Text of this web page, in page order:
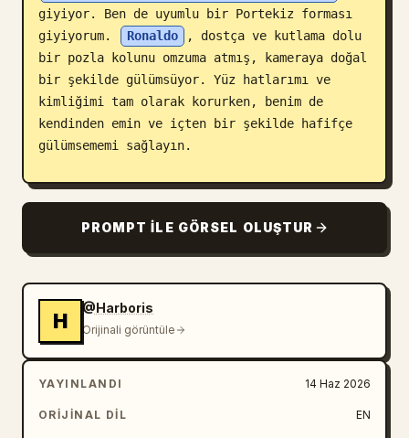
giyiyor. Ben de uyumlu bir Portekiz forması
giyiyorum.
Ronaldo
, dostça ve kutlama dolu
bir pozla kolunu omzuma atmış, kameraya doğal
bir şekilde gülümsüyor. Yüz hatlarımı ve
kimliğimi tam olarak korurken, benim de
kendinden emin ve içten bir şekilde hafifçe
gülümsememi sağlayın.
Görsel, profesyonel bir spor fotoğrafçısı
stadyum fotoğrafı hissi vermelidir. Gerçekçi
stadyum projektörlerini, arka planda bulanık
atmosferini, otantik cilt dokusunu, doğal
ışıklandırmayı, gerçekçi kumaş detaylarını,
hafif alan derinliğini ve ultra detaylı 4K
gerçekçiliğini dahil edin.
Kompozisyonu,
ile yaşanan
PROMPT ILE GÖRSEL OLUŞTUR
H
@Harboris
Orijinali görüntüle
YAYINLANDI 14 Haz 2026
ORIJINAL DIL EN